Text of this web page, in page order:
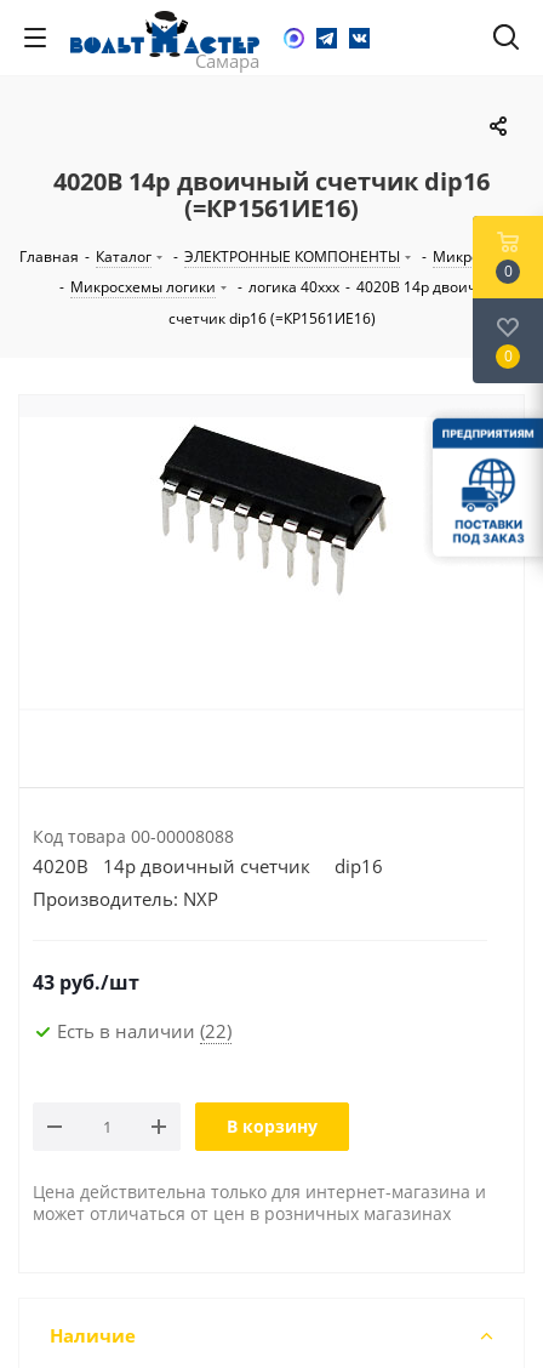
4020B 14р двоичный счетчик dip16
(=КР1561ИЕ16)
Главная - Каталог - ЭЛЕКТРОННЫЕ КОМПОНЕНТЫ - Микросхемы
- Микросхемы логики - логика 40ххх - 4020B 14р двоичный
счетчик dip16 (=КР1561ИЕ16)
Код товара 00-00008088
4020B 14р двоичный счетчик dip16
Производитель: NXP
43 руб./шт
Есть в наличии (22)
В корзину
Цена действительна только для интернет-магазина и
может отличаться от цен в розничных магазинах
Наличие
0
0